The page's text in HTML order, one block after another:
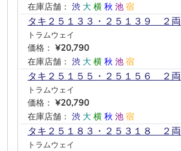
在庫店舗： 渋 大 横 秋 池 宿
タキ２５１３３・２５１３９ ２両
トラムウェイ
価格： ¥20,790
在庫店舗： 渋 大 横 秋 池 宿
タキ２５１５５・２５１５６ ２両
トラムウェイ
価格： ¥20,790
在庫店舗： 渋 大 横 秋 池 宿
タキ２５１８３・２５３１８ ２両
トラムウェイ